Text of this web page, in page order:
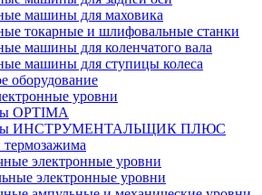
машины для маховика
токарные и шлифовальные станки
машины для коленчатого вала
машины для ступицы колеса
оборудование
уровни
OPTIMA
ИНСТРУМЕНТАЛЬЩИК ПЛЮС
термозажима
электронные уровни
электронные уровни